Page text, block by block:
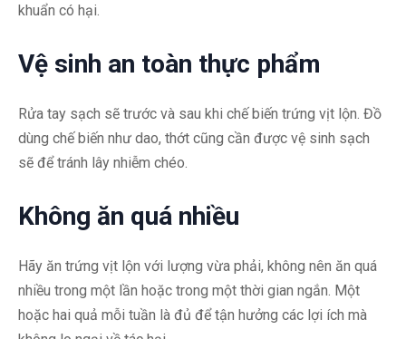
khuẩn có hại.
Vệ sinh an toàn thực phẩm
Rửa tay sạch sẽ trước và sau khi chế biến trứng vịt lộn. Đồ
dùng chế biến như dao, thớt cũng cần được vệ sinh sạch
sẽ để tránh lây nhiễm chéo.
Không ăn quá nhiều
Hãy ăn trứng vịt lộn với lượng vừa phải, không nên ăn quá
nhiều trong một lần hoặc trong một thời gian ngắn. Một
hoặc hai quả mỗi tuần là đủ để tận hưởng các lợi ích mà